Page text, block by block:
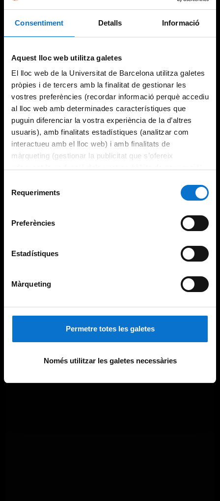
Consentiment Detalls Informació
Aquest lloc web utilitza galetes
El lloc web de la Universitat de Barcelona utilitza galetes
pròpies i de tercers amb la finalitat de gestionar les
vostres preferències (recordar informació perquè accediu
al lloc web amb determinades característiques que
puguin diferenciar la vostra experiència de la d’altres
usuaris), amb finalitats estadístiques (analitzar com
interactueu amb el lloc web) i amb finalitats de
màrqueting (gestionar la publicitat que s’ofereix
consultar laPolítica de galetes del lloc web de la
Requeriments
Preferències
Estadístiques
Màrqueting
Permetre totes les galetes
Només utilitzar les galetes necessàries